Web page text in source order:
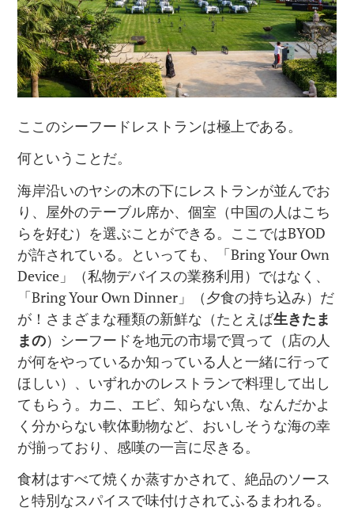
ここのシーフードレストランは極上である。
何ということだ。
海岸沿いのヤシの木の下にレストランが並んでお
り、屋外のテーブル席か、個室（中国の人はこち
らを好む）を選ぶことができる。ここではBYOD
が許されている。といっても、「Bring Your Own
Device」（私物デバイスの業務利用）ではなく、
「Bring Your Own Dinner」（夕食の持ち込み）だ
が！さまざまな種類の新鮮な（たとえば生きたま
まの）シーフードを地元の市場で買って（店の人
が何をやっているか知っている人と一緒に行って
ほしい）、いずれかのレストランで料理して出し
てもらう。カニ、エビ、知らない魚、なんだかよ
く分からない軟体動物など、おいしそうな海の幸
が揃っており、感嘆の一言に尽きる。
食材はすべて焼くか蒸すかされて、絶品のソース
と特別なスパイスで味付けされてふるまわれる。